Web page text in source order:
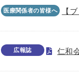
医療関係者の皆様へ 【
広報誌 仁和